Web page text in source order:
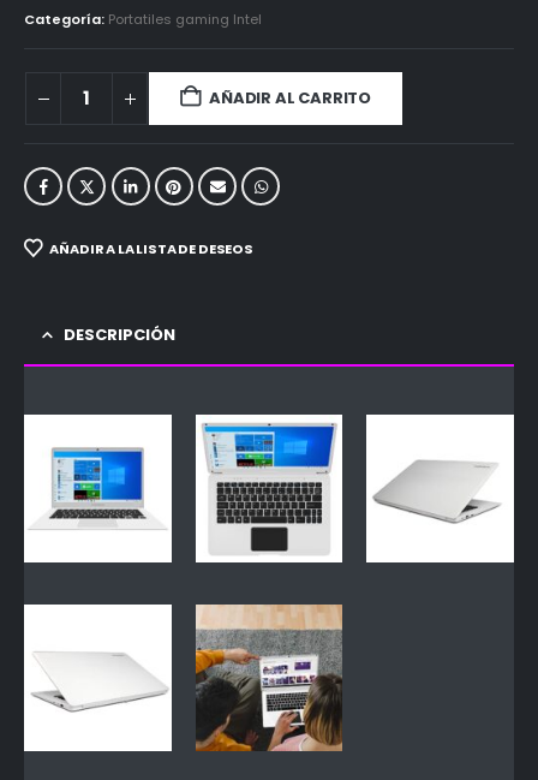
Categoría: Portatiles gaming Intel
AÑADIR AL CARRITO
AÑADIR A LA LISTA DE DESEOS
DESCRIPCIÓN